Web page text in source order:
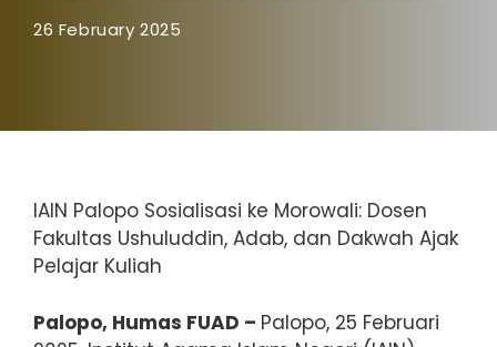
26 February 2025
IAIN Palopo Sosialisasi ke Morowali: Dosen
Fakultas Ushuluddin, Adab, dan Dakwah Ajak
Pelajar Kuliah
Palopo, Humas FUAD – Palopo, 25 Februari